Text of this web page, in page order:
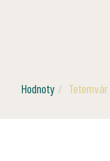
Hodnoty